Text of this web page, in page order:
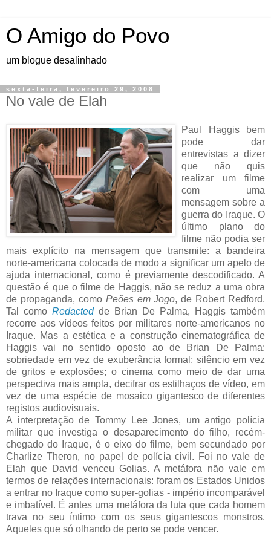
O Amigo do Povo
um blogue desalinhado
sexta-feira, fevereiro 29, 2008
No vale de Elah
Paul Haggis bem
pode dar
entrevistas a dizer
que não quis
realizar um filme
com uma
mensagem sobre a
guerra do Iraque. O
último plano do
filme não podia ser
mais explícito na mensagem que transmite: a bandeira
norte-americana colocada de modo a significar um apelo de
ajuda internacional, como é previamente descodificado. A
questão é que o filme de Haggis, não se reduz a uma obra
de propaganda, como Peões em Jogo, de Robert Redford.
Tal como Redacted de Brian De Palma, Haggis também
recorre aos vídeos feitos por militares norte-americanos no
Iraque. Mas a estética e a construção cinematográfica de
Haggis vai no sentido oposto ao de Brian De Palma:
sobriedade em vez de exuberância formal; silêncio em vez
de gritos e explosões; o cinema como meio de dar uma
perspectiva mais ampla, decifrar os estilhaços de vídeo, em
vez de uma espécie de mosaico gigantesco de diferentes
registos audiovisuais.
A interpretação de Tommy Lee Jones, um antigo polícia
militar que investiga o desaparecimento do filho, recém-
chegado do Iraque, é o eixo do filme, bem secundado por
Charlize Theron, no papel de polícia civil. Foi no vale de
Elah que David venceu Golias. A metáfora não vale em
termos de relações internacionais: foram os Estados Unidos
a entrar no Iraque como super-golias - império incomparável
e imbatível. É antes uma metáfora da luta que cada homem
trava no seu íntimo com os seus gigantescos monstros.
Aqueles que só olhando de perto se pode vencer.